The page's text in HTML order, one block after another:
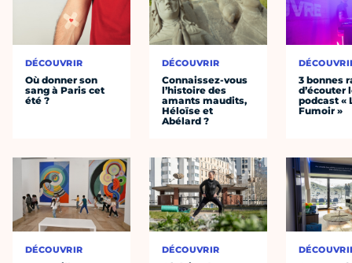
DÉCOUVRIR
Où donner son
sang à Paris cet
été ?
DÉCOUVRIR
DÉCOUVRIR
Connaissez-vous
l’histoire des
amants maudits,
Héloïse et
Abélard ?
DÉCOUVRIR
3 bonnes
d’écouter
podcast «
Fumoir »